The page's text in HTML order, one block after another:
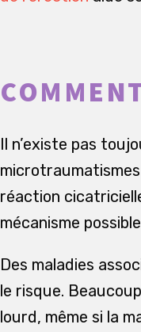
Il n’existe pas
réaction
mécanisme
Des maladies
le risque.
lourd, même si la